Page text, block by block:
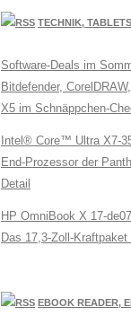
TECHNIK,
Software-Deals im
Bitdefender,
X5 im Schnäppchen-
Intel® Core™ Ultra X7-
End-Prozessor der
Detail
HP OmniBook X 17-
Das 17,3-Zoll-
EBOOK READER,